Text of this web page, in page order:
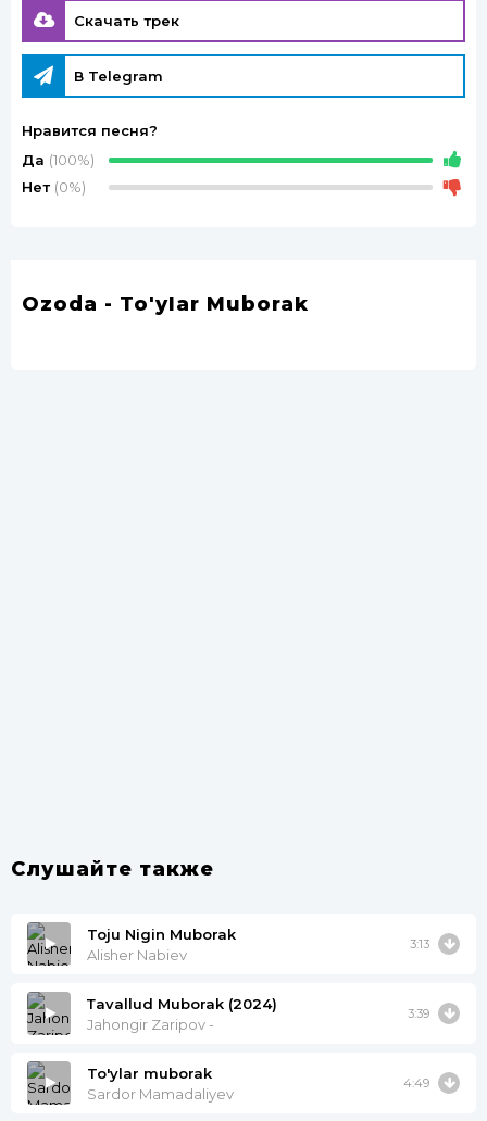
Скачать трек
В Telegram
Нравится песня?
Да (100%)
Нет (0%)
Ozoda - To'ylar Muborak
Слушайте также
Toju Nigin Muborak
Alisher Nabiev
3:13
Тavallud Muborak (2024)
Jahongir Zaripov -
3:39
To'ylar muborak
Sardor Mamadaliyev
4:49